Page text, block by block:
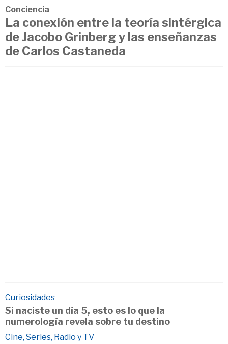
Conciencia
La conexión entre la teoría sintérgica
de Jacobo Grinberg y las enseñanzas
de Carlos Castaneda
Curiosidades
Si naciste un día 5, esto es lo que la
numerología revela sobre tu destino
Cine, Series, Radio y TV